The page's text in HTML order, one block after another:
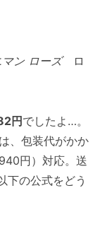
マン ローズ
ロ
円でしたよ…。
、包装代がかか
円）対応。送
下の公式をどう